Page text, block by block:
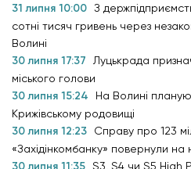
31 липня 10:00 З
сотні тисяч гривень через
Волині
30 липня 17:37
Луцькрада
міського голови
30 липня 15:24
На Волині
Крижівському родовищі
30 липня 12:23
Справу про 123
«Західінкомбанку» повернули на
30 липня 11:35 S3, S4 чи S5 High